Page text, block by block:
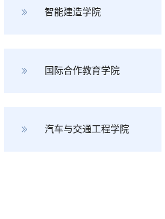
智能建造学院
国际合作教育学院
汽车与交通工程学院